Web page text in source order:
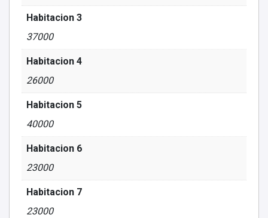
Habitacion 3
37000
Habitacion 4
26000
Habitacion 5
40000
Habitacion 6
23000
Habitacion 7
23000